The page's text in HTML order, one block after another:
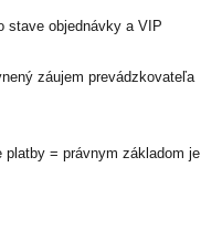
stave objednávky a VIP
záujem prevádzkovateľa
platby = právnym základom je